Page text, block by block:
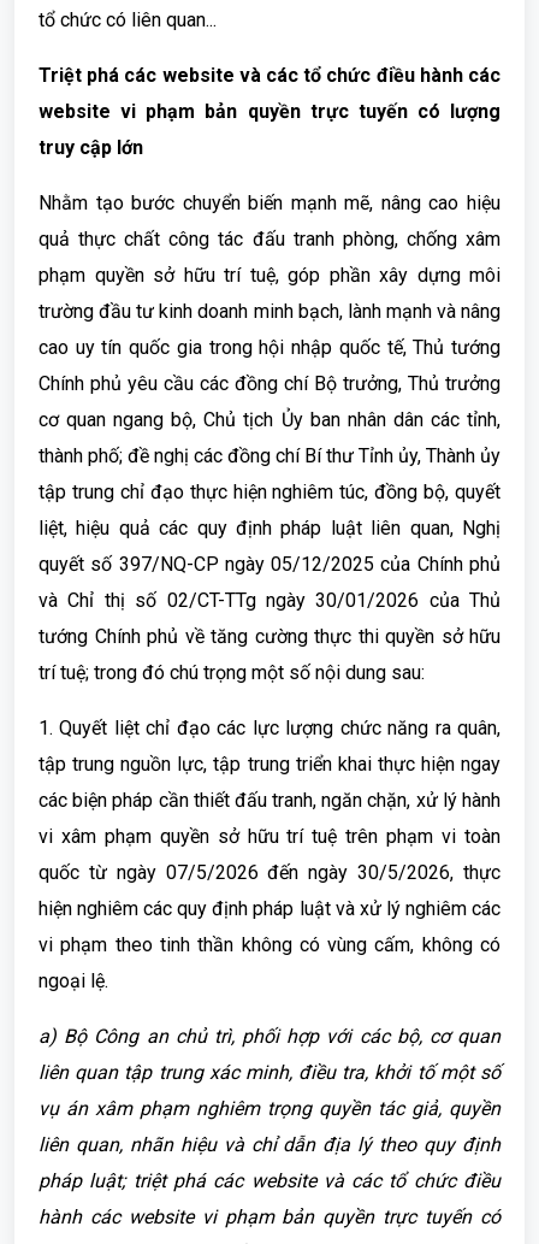
tổ chức có liên quan...
Triệt phá các website và các tổ chức điều hành các
website vi phạm bản quyền trực tuyến có lượng
truy cập lớn
Nhằm tạo bước chuyển biến mạnh mẽ, nâng cao hiệu
quả thực chất công tác đấu tranh phòng, chống xâm
phạm quyền sở hữu trí tuệ, góp phần xây dựng môi
trường đầu tư kinh doanh minh bạch, lành mạnh và nâng
cao uy tín quốc gia trong hội nhập quốc tế, Thủ tướng
Chính phủ yêu cầu các đồng chí Bộ trưởng, Thủ trưởng
cơ quan ngang bộ, Chủ tịch Ủy ban nhân dân các tỉnh,
thành phố; đề nghị các đồng chí Bí thư Tỉnh ủy, Thành ủy
tập trung chỉ đạo thực hiện nghiêm túc, đồng bộ, quyết
liệt, hiệu quả các quy định pháp luật liên quan, Nghị
quyết số 397/NQ-CP ngày 05/12/2025 của Chính phủ
và Chỉ thị số 02/CT-TTg ngày 30/01/2026 của Thủ
tướng Chính phủ về tăng cường thực thi quyền sở hữu
trí tuệ; trong đó chú trọng một số nội dung sau:
1. Quyết liệt chỉ đạo các lực lượng chức năng ra quân,
tập trung nguồn lực, tập trung triển khai thực hiện ngay
các biện pháp cần thiết đấu tranh, ngăn chặn, xử lý hành
vi xâm phạm quyền sở hữu trí tuệ trên phạm vi toàn
quốc từ ngày 07/5/2026 đến ngày 30/5/2026, thực
hiện nghiêm các quy định pháp luật và xử lý nghiêm các
vi phạm theo tinh thần không có vùng cấm, không có
ngoại lệ.
a) Bộ Công an chủ trì, phối hợp với các bộ, cơ quan
liên quan tập trung xác minh, điều tra, khởi tố một số
vụ án xâm phạm nghiêm trọng quyền tác giả, quyền
liên quan, nhãn hiệu và chỉ dẫn địa lý theo quy định
pháp luật; triệt phá các website và các tổ chức điều
hành các website vi phạm bản quyền trực tuyến có